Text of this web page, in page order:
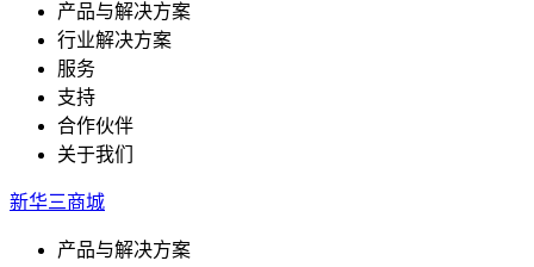
产品与解决方案
行业解决方案
服务
支持
合作伙伴
关于我们
新华三商城
产品与解决方案